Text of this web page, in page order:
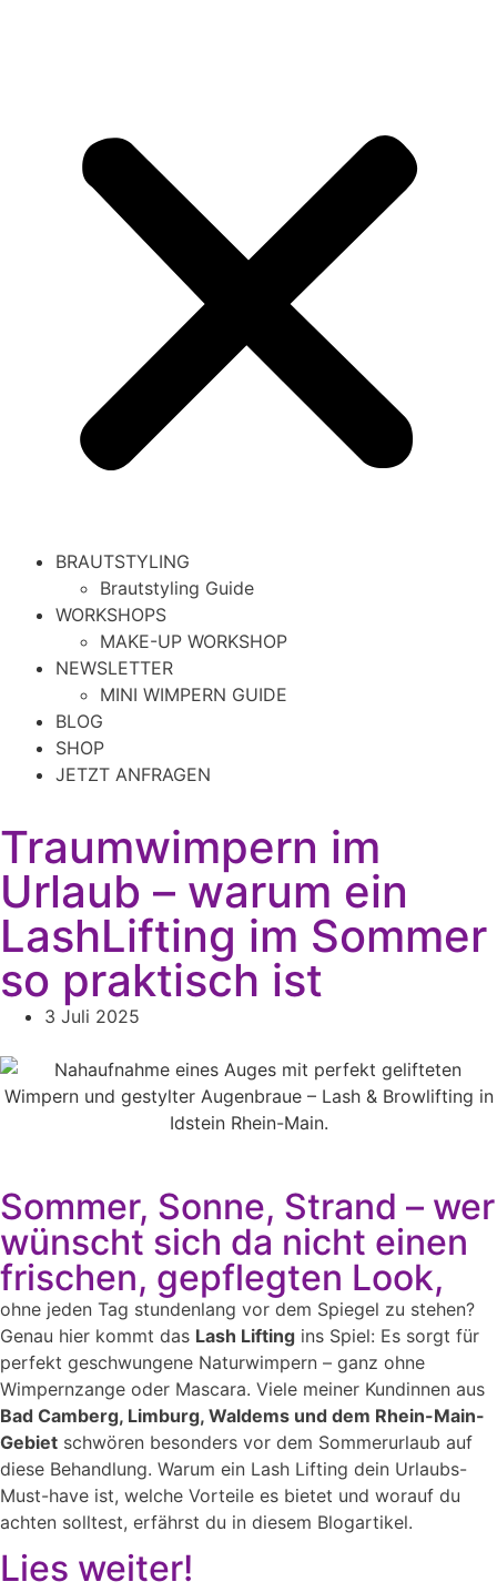
BRAUTSTYLING
Brautstyling Guide
WORKSHOPS
MAKE-UP WORKSHOP
NEWSLETTER
MINI WIMPERN GUIDE
BLOG
SHOP
JETZT ANFRAGEN
Traumwimpern im
Urlaub – warum ein
LashLifting im Sommer
so praktisch ist
3 Juli 2025
Sommer, Sonne, Strand – wer
wünscht sich da nicht einen
frischen, gepflegten Look,
ohne jeden Tag stundenlang vor dem Spiegel zu stehen?
Genau hier kommt das Lash Lifting ins Spiel: Es sorgt für
perfekt geschwungene Naturwimpern – ganz ohne
Wimpernzange oder Mascara. Viele meiner Kundinnen aus
Bad Camberg, Limburg, Waldems und dem Rhein-Main-
Gebiet schwören besonders vor dem Sommerurlaub auf
diese Behandlung. Warum ein Lash Lifting dein Urlaubs-
Must-have ist, welche Vorteile es bietet und worauf du
achten solltest, erfährst du in diesem Blogartikel.
Lies weiter!